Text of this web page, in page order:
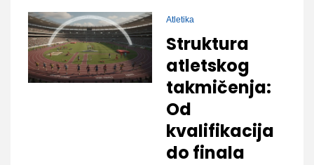
Atletika
Struktura
atletskog
takmičenja:
Od
kvalifikacija
do finala